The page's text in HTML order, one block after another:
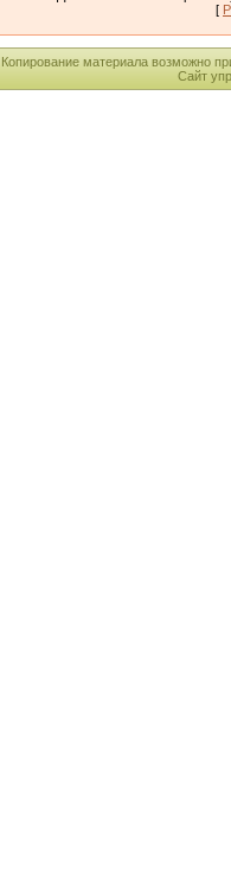
[
Копирование материала возможно
Сайт